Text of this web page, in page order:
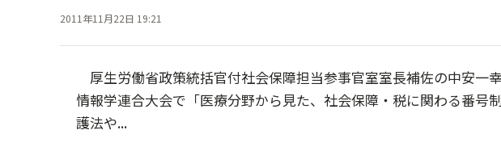
2011年11月22日 19:21
厚生労働省政策統括官付社会保障担当参事官室室長補佐の中安一
情報学連合大会で「医療分野から見た、社会保障・税に関わる番号
護法や...